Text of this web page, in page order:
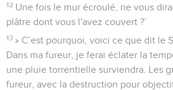
12 Une fois le mur écroulé, ne vous
plâtre dont vous l'avez couvert ?’
13 » C’est pourquoi, voici ce que dit le
Dans ma fureur, je ferai éclater la
une pluie torrentielle surviendra. Les
fureur, avec la destruction pour